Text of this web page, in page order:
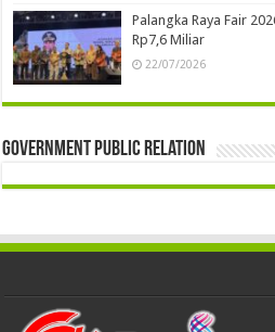
Palangka Raya Fair
Rp7,6 Miliar
22/07/2026
Government Public Relation